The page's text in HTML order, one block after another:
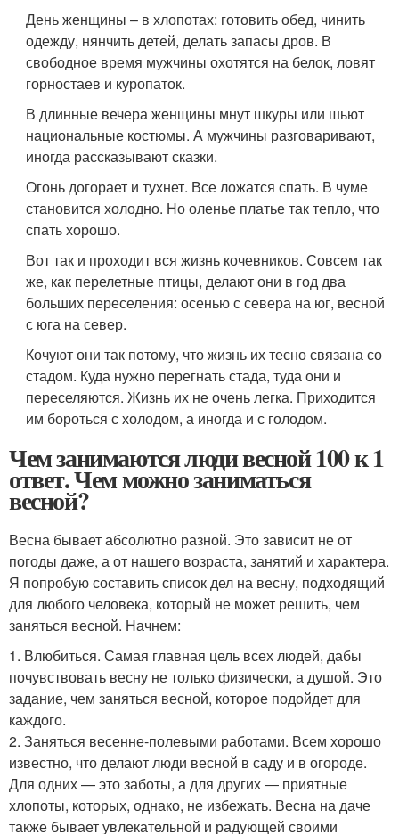
День женщины – в хлопотах: готовить обед, чинить
одежду, нянчить детей, делать запасы дров. В
свободное время мужчины охотятся на белок, ловят
горностаев и куропаток.
В длинные вечера женщины мнут шкуры или шьют
национальные костюмы. А мужчины разговаривают,
иногда рассказывают сказки.
Огонь догорает и тухнет. Все ложатся спать. В чуме
становится холодно. Но оленье платье так тепло, что
спать хорошо.
Вот так и проходит вся жизнь кочевников. Совсем так
же, как перелетные птицы, делают они в год два
больших переселения: осенью с севера на юг, весной
с юга на север.
Кочуют они так потому, что жизнь их тесно связана со
стадом. Куда нужно перегнать стада, туда они и
переселяются. Жизнь их не очень легка. Приходится
им бороться с холодом, а иногда и с голодом.
Чем занимаются люди весной 100 к 1
ответ. Чем можно заниматься
весной?
Весна бывает абсолютно разной. Это зависит не от
погоды даже, а от нашего возраста, занятий и характера.
Я попробую составить список дел на весну, подходящий
для любого человека, который не может решить, чем
заняться весной. Начнем:
1. Влюбиться. Самая главная цель всех людей, дабы
почувствовать весну не только физически, а душой. Это
задание, чем заняться весной, которое подойдет для
каждого.
2. Заняться весенне-полевыми работами. Всем хорошо
известно, что делают люди весной в саду и в огороде.
Для одних — это заботы, а для других ― приятные
хлопоты, которых, однако, не избежать. Весна на даче
также бывает увлекательной и радующей своими